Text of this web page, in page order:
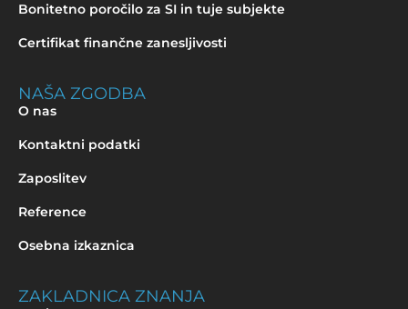
Bonitetno poročilo za SI in tuje subjekte
Certifikat finančne zanesljivosti
NAŠA ZGODBA
O nas
Kontaktni podatki
Zaposlitev
Reference
Osebna izkaznica
ZAKLADNICA ZNANJA